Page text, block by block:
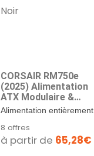
CORSAIR RM750e
(2025) Alimentation
ATX Modulaire &
Silencieuse – Noir
Alimentation entièrement
fiable et efficace,...
8 offres
à partir de 65,28€